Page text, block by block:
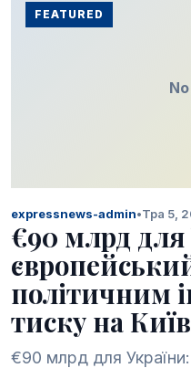
FEATURED
expressnews-admin•Тра 5,
€90 млрд для
політичним
тиску на
€90 млрд для